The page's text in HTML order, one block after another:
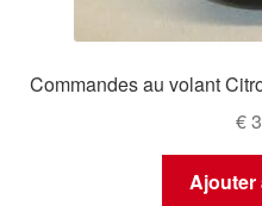
Commandes au volant
€
Ajouter